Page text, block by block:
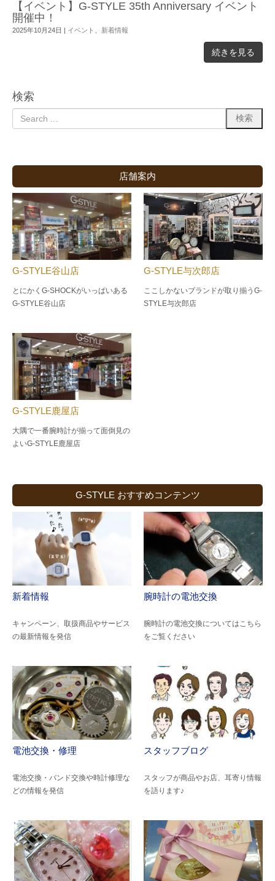
【イベント】G-STYLE 35th Anniversary イベント
開催中！
2025年10月24日 | イベント 新着情報
続きを見る
検索
店舗案内
G-STYLE谷山店
とにかくG-SHOCKがいっぱいある
G-STYLE谷山店
G-STYLE与次郎店
ここしかないブランドが取り揃うG-
STYLE与次郎店
G-STYLE鹿屋店
大隅で一番腕時計が揃って面倒見の
よいG-STYLE鹿屋店
G-STYLE おすすめコンテンツ
新着情報
キャンペーン、取扱商品やサービス
の最新情報を発信
腕時計の電池交換
腕時計の電池交換についてはこちら
をご覧ください
電池交換・修理
電池交換・バンド交換や時計修理な
どの情報を発信
スタッフブログ
スタッフが商品やお店、耳寄り情報
を語ります♪